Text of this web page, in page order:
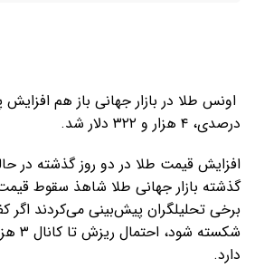
درصدی، ۴ هزار و ۳۲۲ دلار شد.
افزایش قیمت طلا در دو روز گذشته در
گذشته بازار جهانی طلا شاهذ سقوط
دارد.